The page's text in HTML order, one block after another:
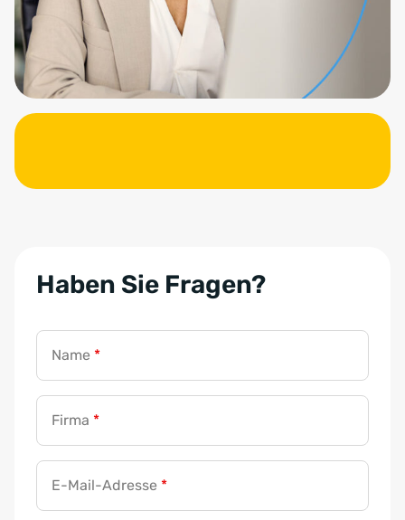
Haben Sie Fragen?
Name *
Firma *
E-Mail-Adresse *